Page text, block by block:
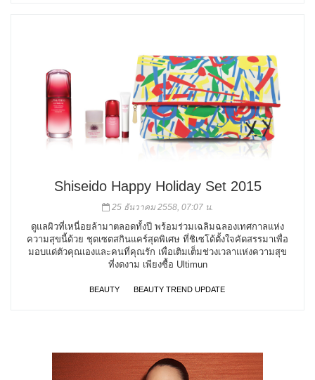
Shiseido Happy Holiday Set 2015
25 ธันวาคม 2558, 07:07 น.
ดูแลผิวที่เหนื่อยล้ามาตลอดทั้งปี พร้อมร่วมเฉลิมฉลองเทศกาลแห่ง
ความสุขนี้ด้วย ชุดเซตสกินแคร์สุดพิเศษ ที่ชิเซโด้ตั้งใจคัดสรรมาเพื่อ
มอบแด่ตัวคุณเองและคนที่คุณรัก เพื่อเติมเต็มช่วงเวลาแห่งความสุข
ที่งดงาม เพียงซื้อ Ultimun
BEAUTY BEAUTY TREND UPDATE